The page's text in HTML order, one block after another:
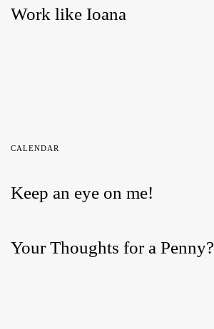
Work like Ioana
CALENDAR
Keep an eye on me!
Your Thoughts for a Penny?